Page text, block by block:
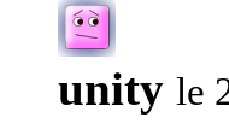
unity le